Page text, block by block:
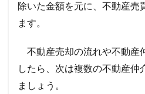
除いた金額を元に、不動産売
ます。
不動産売却の流れや不動産
したら、次は複数の不動産仲
ましょう。